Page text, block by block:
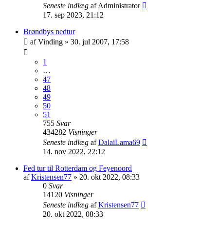
Seneste indlæg afAdministrator
17. sep 2023, 21:12
Brøndbys nedtur
afVinding » 30. jul 2007, 17:58
1
…
47
48
49
50
51
755 Svar
434282 Visninger
Seneste indlæg afDalaiLama69
14. nov 2022, 22:12
Fed tur til Rotterdam og Feyenoord
afKristensen77 » 20. okt 2022, 08:33
0 Svar
14120 Visninger
Seneste indlæg afKristensen77
20. okt 2022, 08:33